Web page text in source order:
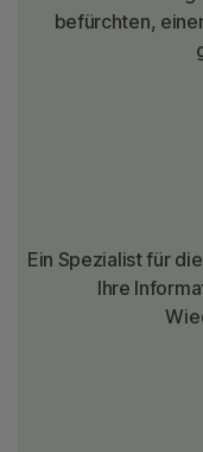
befürchten,
Ein Spezialist für
Ihre